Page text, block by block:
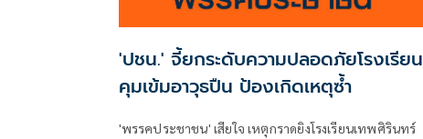
'ปชน.' จี้ยกระดับความปลอดภัยโรงเรียน
คุมเข้มอาวุธปืน ป้องเกิดเหตุซ้ำ
'พรรคประชาชน' เสียใจ เหตุกราดยิงโรงเรียนเทพศิรินทร์